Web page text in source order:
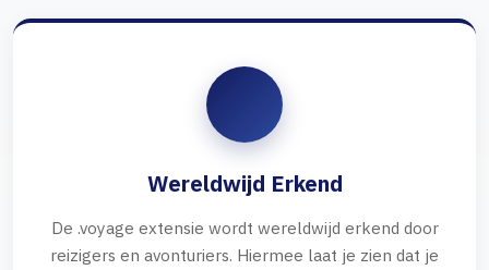
Wereldwijd Erkend
De .voyage extensie wordt wereldwijd erkend door
reizigers en avonturiers. Hiermee laat je zien dat je